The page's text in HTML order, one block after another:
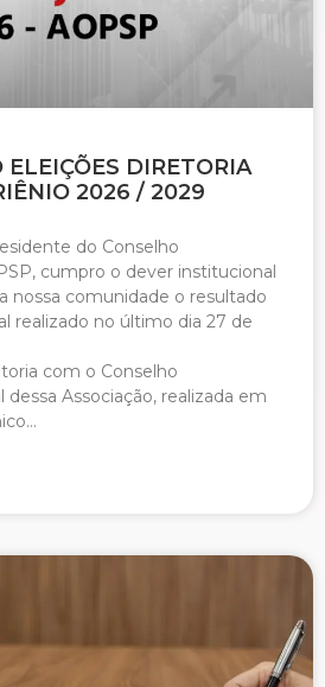
DIRETORIA
2026 / 2029
do Conselho
cumpro o dever institucional
nossa comunidade o resultado
realizado no último dia 27 de
com o Conselho
dessa Associação, realizada em